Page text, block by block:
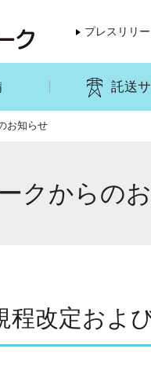
託送
プレスリリー
お知らせ
クからの
程改定およ